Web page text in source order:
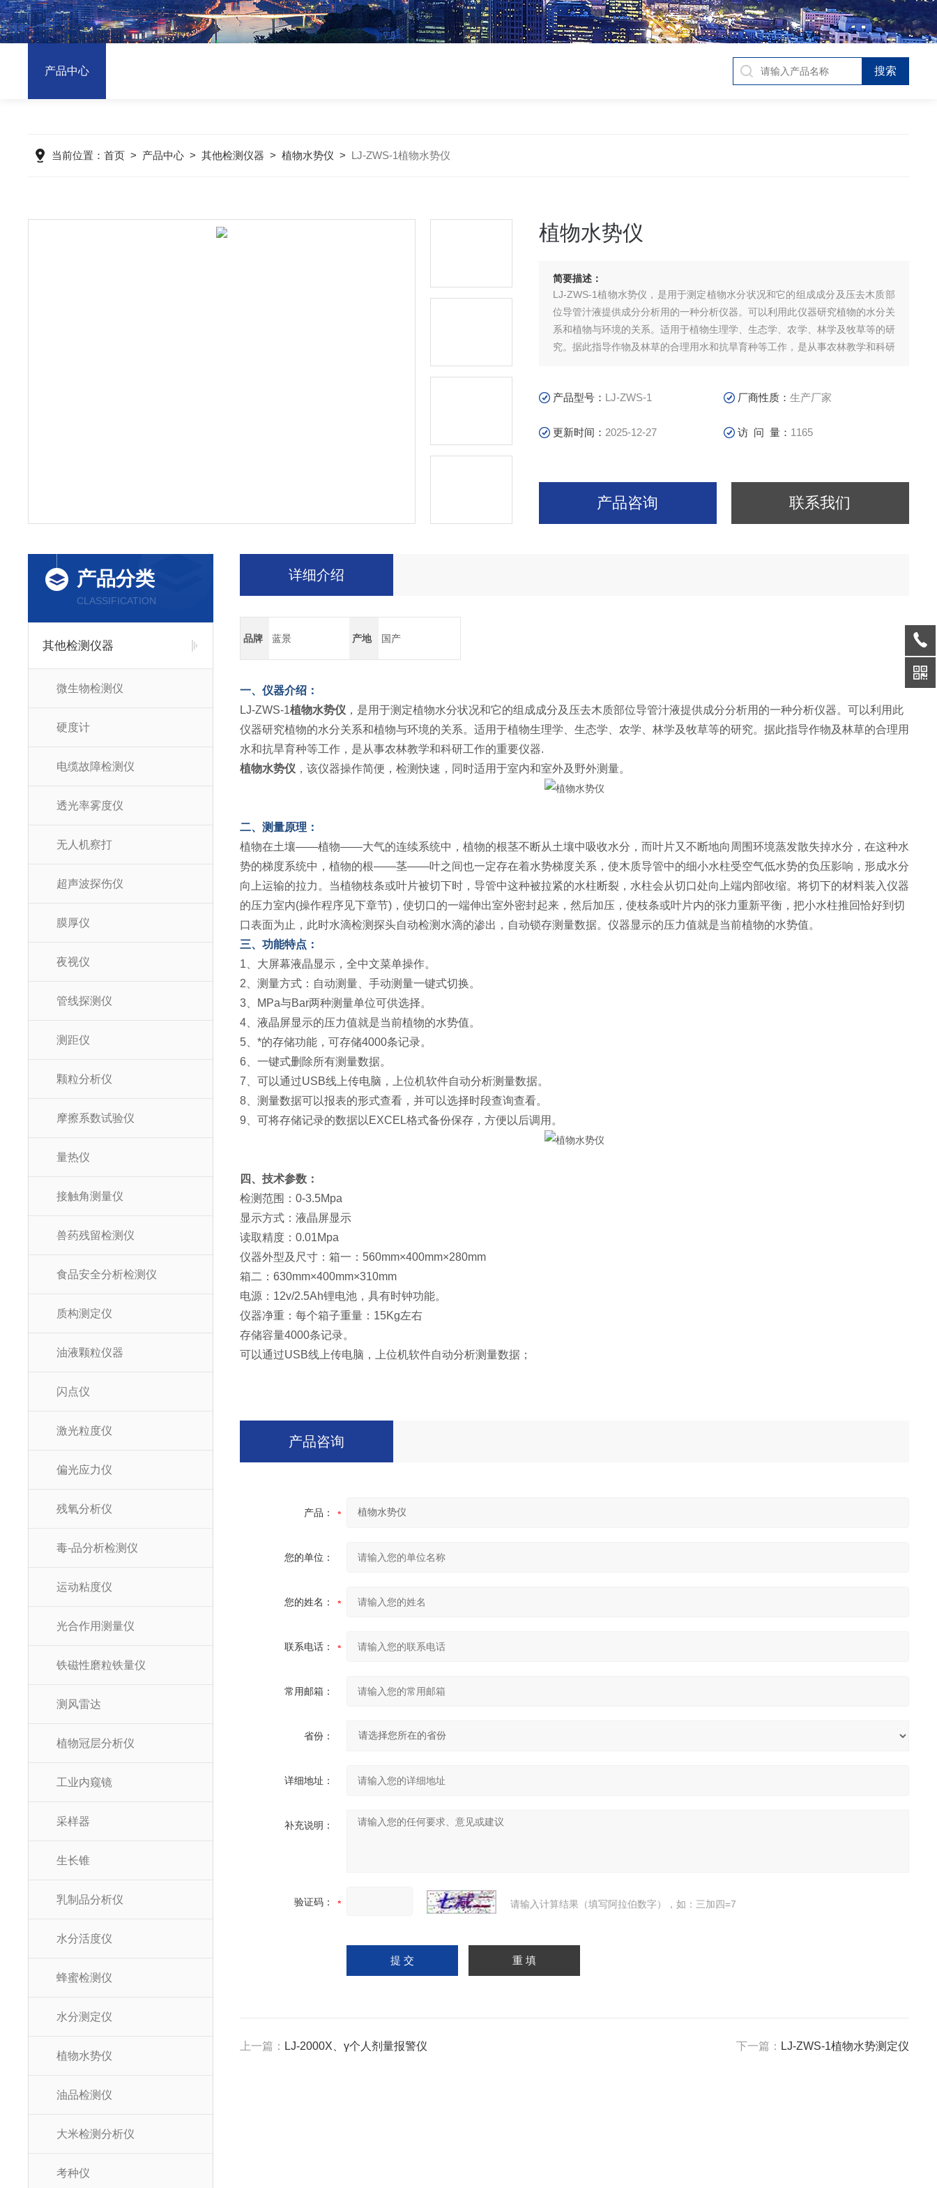
产品中心
当前位置：首页 > 产品中心 >其他检测仪器 >植物水势仪 > LJ-ZWS-1植物水势仪
植物水势仪
简要描述：
LJ-ZWS-1植物水势仪，是用于测定植物水分状况和它的组成成分及压去木质部
位导管汁液提供成分分析用的一种分析仪器。可以利用此仪器研究植物的水分关
系和植物与环境的关系。适用于植物生理学、生态学、农学、林学及牧草等的研
究。据此指导作物及林草的合理用水和抗旱育种等工作，是从事农林教学和科研
产品型号： LJ-ZWS-1 厂商性质：生产厂家
更新时间： 2025-12-27 访 问 量： 1165
产品咨询 联系我们
产品分类
CLASSIFICATION
其他检测仪器
微生物检测仪
硬度计
电缆故障检测仪
透光率雾度仪
无人机察打
超声波探伤仪
膜厚仪
夜视仪
管线探测仪
测距仪
颗粒分析仪
摩擦系数试验仪
量热仪
接触角测量仪
兽药残留检测仪
食品安全分析检测仪
质构测定仪
油液颗粒仪器
闪点仪
激光粒度仪
偏光应力仪
残氧分析仪
毒-品分析检测仪
运动粘度仪
光合作用测量仪
铁磁性磨粒铁量仪
测风雷达
植物冠层分析仪
工业内窥镜
采样器
生长锥
乳制品分析仪
水分活度仪
蜂蜜检测仪
水分测定仪
植物水势仪
油品检测仪
大米检测分析仪
考种仪
详细介绍
品牌 蓝景 产地 国产
一、仪器介绍：
LJ-ZWS-1植物水势仪 ，是用于测定植物水分状况和它的组成成分及压去木质部位导管汁液提供成分分析用的一种分析仪器。可以利用此
仪器研究植物的水分关系和植物与环境的关系。适用于植物生理学、生态学、农学、林学及牧草等的研究。据此指导作物及林草的合理用
水和抗旱育种等工作，是从事农林教学和科研工作的重要仪器.
植物水势仪 ，该仪器操作简便，检测快速，同时适用于室内和室外及野外测量。
二、测量原理：
植物在土壤——植物——大气的连续系统中，植物的根茎不断从土壤中吸收水分，而叶片又不断地向周围环境蒸发散失掉水分，在这种水
势的梯度系统中，植物的根——茎——叶之间也一定存在着水势梯度关系，使木质导管中的细小水柱受空气低水势的负压影响，形成水分
向上运输的拉力。当植物枝条或叶片被切下时，导管中这种被拉紧的水柱断裂，水柱会从切口处向上端内部收缩。将切下的材料装入仪器
的压力室内(操作程序见下章节)，使切口的一端伸出室外密封起来，然后加压，使枝条或叶片内的张力重新平衡，把小水柱推回恰好到切
口表面为止，此时水滴检测探头自动检测水滴的渗出，自动锁存测量数据。仪器显示的压力值就是当前植物的水势值。
三、功能特点：
1、大屏幕液晶显示，全中文菜单操作。
2、测量方式：自动测量、手动测量一键式切换。
3、MPa与Bar两种测量单位可供选择。
4、液晶屏显示的压力值就是当前植物的水势值。
5、*的存储功能，可存储4000条记录。
6、一键式删除所有测量数据。
7、可以通过USB线上传电脑，上位机软件自动分析测量数据。
8、测量数据可以报表的形式查看，并可以选择时段查询查看。
9、可将存储记录的数据以EXCEL格式备份保存，方便以后调用。
四、技术参数：
检测范围：0-3.5Mpa
显示方式：液晶屏显示
读取精度：0.01Mpa
仪器外型及尺寸：箱一：560mm×400mm×280mm
箱二：630mm×400mm×310mm
电源：12v/2.5Ah锂电池，具有时钟功能。
仪器净重：每个箱子重量：15Kg左右
存储容量4000条记录。
可以通过USB线上传电脑，上位机软件自动分析测量数据；
产品咨询
产品：
您的单位：
您的姓名：
联系电话：
常用邮箱：
省份：
详细地址：
补充说明：
验证码： 请输入计算结果（填写阿拉伯数字），如：三加四=7
上一篇： LJ-2000X、γ个人剂量报警仪 下一篇： LJ-ZWS-1植物水势测定仪